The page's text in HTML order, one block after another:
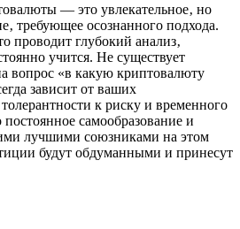
— это увлекательное‚ но
требующее осознанного подхода.
проводит глубокий анализ‚
учится. Не существует
вопрос «в какую криптовалюту
зависит от ваших
к риску и временного
самообразование и
лучшими союзниками на этом
будут обдуманными и принесут